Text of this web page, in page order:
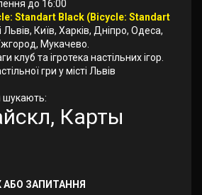
до 16:00
Standart Black (Bicycle: Standart
Львів, Київ, Харків, Дніпро, Одеса,
Мукачево.
клуб та ігротека настільних ігор.
гри у місті Львів
шукають:
Карты
АБО ЗАПИТАННЯ